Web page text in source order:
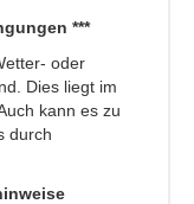
***
oder
Dies liegt im
kann es zu
durch